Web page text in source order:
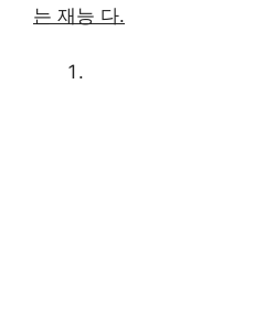
는 재능 다.